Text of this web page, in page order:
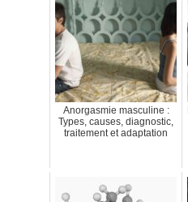
Anorgasmie masculine :
Types, causes, diagnostic,
traitement et adaptation